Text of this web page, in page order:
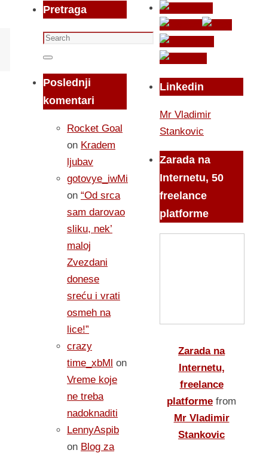
Pretraga
Search
for:
Search
Poslednji
komentari
Rocket Goal
on Kradem
ljubav
gotovye_iwMi
on “Od srca
sam darovao
sliku, nek’
maloj
Zvezdani
donese
sreću i vrati
osmeh na
lice!”
crazy
time_xbMl on
Vreme koje
ne treba
nadoknaditi
LennyAspib
on Blog za
Linkedin
Mr Vladimir
Stankovic
Zarada na
Internetu, 50
freelance
platforme
Zarada na
Internetu,
freelance
platforme from
Mr Vladimir
Stankovic